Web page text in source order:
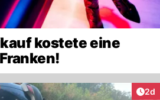
kostete eine
2d